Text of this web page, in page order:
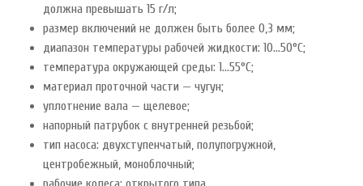
должна превышать 15 г/л;
размер включений не должен быть более 0,3 мм;
диапазон температуры рабочей жидкости: 10...50°C;
температура окружающей среды: 1...55°C;
материал проточной части — чугун;
уплотнение вала — щелевое;
напорный патрубок с внутренней резьбой;
тип насоса: двухступенчатый, полупогружной,
центробежный, моноблочный;